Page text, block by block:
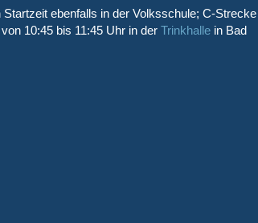
ebenfalls in der Volksschule; C-Strecke
10:45 bis 11:45 Uhr in der Trinkhallein Bad